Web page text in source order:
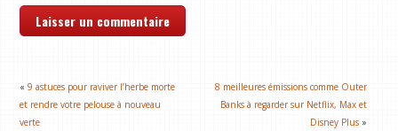
«9 astuces pour raviver l’herbe morte
et rendre votre pelouse à nouveau
verte
8 meilleures émissions comme Outer
Banks à regarder sur Netflix, Max et
Disney Plus »